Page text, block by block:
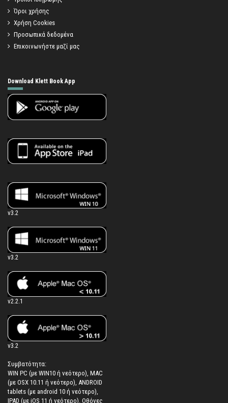
Όροι χρήσης
Χρήση Cookies
Προσωπικά δεδομένα
Επικοινωνήστε μαζί μας
Download Klett Book App
v3.2
v3.2
v2.2.1
v3.2
Συμβατότητα:
WIN PC (με WIN10 ή νεότερο), MAC
(με OSX 10.11 ή νεότερο), ANDROID
tablets (με android 10 ή νεότερο),
IPAD (με iOS 11 ή νεότερο). Oθόνες